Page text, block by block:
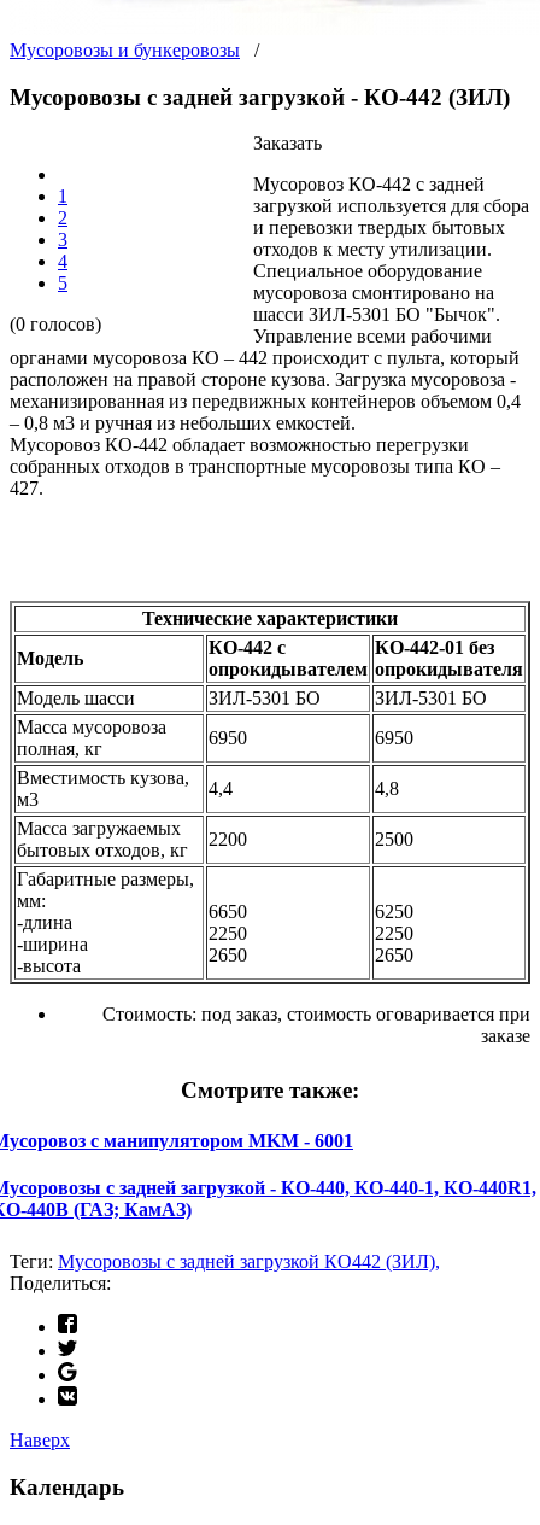
Мусоровозы и бункеровозы /
Мусоровозы с задней загрузкой - КО-442 (ЗИЛ)
1
2
3
4
5
(0 голосов)
Заказать
Мусоровоз КО-442 с задней
загрузкой используется для сбора
и перевозки твердых бытовых
отходов к месту утилизации.
Специальное оборудование
мусоровоза смонтировано на
шасси ЗИЛ-5301 БО "Бычок".
Управление всеми рабочими
органами мусоровоза КО – 442 происходит с пульта, который
расположен на правой стороне кузова. Загрузка мусоровоза -
механизированная из передвижных контейнеров объемом 0,4
– 0,8 м3 и ручная из небольших емкостей.
Мусоровоз КО-442 обладает возможностью перегрузки
собранных отходов в транспортные мусоровозы типа КО –
427.
Технические характеристики
Модель
КО-442 с
опрокидывателем
КО-442-01 без
опрокидывателя
Модель шасси
ЗИЛ-5301 БО
ЗИЛ-5301 БО
Масса мусоровоза
полная, кг
6950
6950
Вместимость кузова,
м3
4,4
4,8
Масса загружаемых
бытовых отходов, кг
2200
2500
Габаритные размеры,
мм:
-длина
-ширина
-высота
6650
2250
2650
6250
2250
2650
Стоимость: под заказ, стоимость оговаривается при
заказе
Смотрите также:
с манипулятором MKM - 6001
с задней загрузкой - КО-440, КО-440-1, КО-440R1,
440В (ГАЗ; КамАЗ)
Теги: Мусоровозы с задней загрузкой КО442 (ЗИЛ),
Поделиться:
Наверх
Календарь